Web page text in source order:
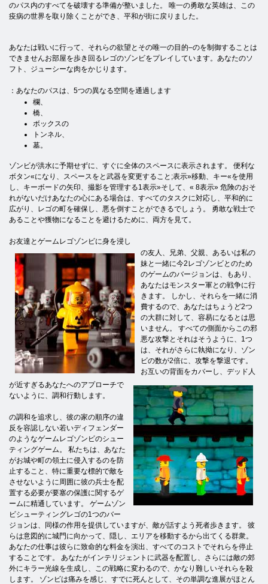
のパス内のすべてを破壊する準備が整いました。 唯一の勇敢な英雄は、この
疫病の世界を取り除くことができ、平和が街に戻りました。
あなたは戦いに行って、それらの欲望とその唯一の目的–のを制御することは
できませんお部屋を歩き回るレゴのゾンビをプレイしています。あなたのソ
フト、ジューシーな肉をかじります。
：あなたのパスは、5つの異なる空間を通過します
欄、
橋、
ボックスの
トンネル、
墓。
ゾンビが洪水に予期せずに、すぐに全体のスペースに表示されます。 便利な
ボタン«になり、スペースをと武器を変更すること;表示»移動、キー«を使用
し、キーボードの矢印、撮影を管理する1表示»そして、« 8表示» 危険のおそ
れがないだけあなたの心にある場合は、すべてのタスクに対応し、平和的に
広がり、レゴの町を確保し、悪を倒すことができるでしょう。 勇敢な戦士で
あることや獲物になることを避けるために、両方を見て。
お友達とゲームレゴゾンビに身を浸し
の友人、兄弟、父親、あるいは私の
妹と一緒に今2レゴゾンビとのため
のゲームのバージョンは、もあり、
あなたはモンスター軍との戦争に行
きます。 しかし、それらを一緒に消
費するので、あなたはちょうど2つ
の大群に対して、容易になるとは思
いません。 すべての側面からこの邪
悪な攻撃とそれはそうように、1つ
は、それがさらに執拗になり、ゾン
ビの数が2倍に、攻撃を撃退です。
お互いの背面をカバーし、デッド人
が近すぎるあなたへのアプローチで
ないように、調和行動します。
の調和を追求し、彼の家の順序の違
反を容認しない若いディフェンダー
のようなゲームレゴゾンビのシュー
ティングゲーム。 私たちは、あなた
がお城や町の領土に侵入するのを防
止すること、特に重要な標的で敵を
させないように周囲に彼の兵士を配
置する必要が要塞の保護に関するゲ
ームに精通しています。 ゲームゾン
ビシューティングレゴの1つのバー
ジョンは、同様の作用を提供していますが、敵が話すよう死者歩きます。 彼
らは意図的に城門に向かって、隠し、エリアを移動するから出てくる群衆。
あなたの仕事は彼らに致命的な料金を演出、すべてのコストでそれらを停止
することです。 あなたがインテリジェントに武器を配置し、さらには敵の郊
外にキラー光線を生成し、この戦略に変わるので、かなり難しいそれらを殺
します。 ゾンビは痛みを感じ、すでに死んとして、その単調な進展がほとん